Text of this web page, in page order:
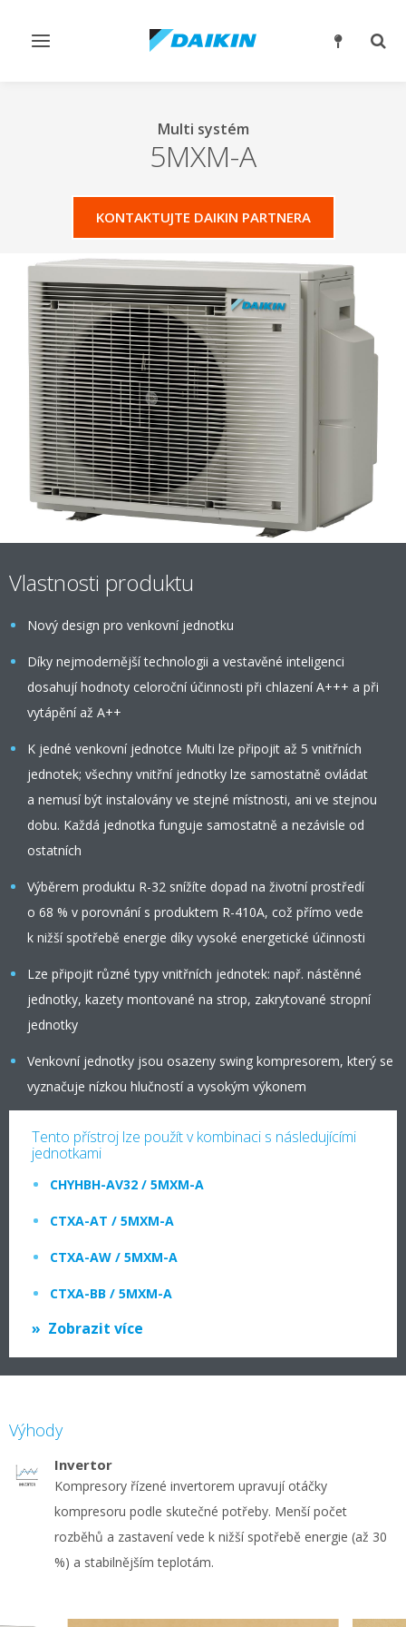
Přepnout
Multi systém
5MXM-A
KONTAKTUJTE DAIKIN PARTNERA
Vlastnosti produktu
Nový design pro venkovní jednotku
Díky nejmodernější technologii a vestavěné inteligenci
dosahují hodnoty celoroční účinnosti při chlazení A+++ a při
vytápění až A++
K jedné venkovní jednotce Multi lze připojit až 5 vnitřních
jednotek; všechny vnitřní jednotky lze samostatně ovládat
a nemusí být instalovány ve stejné místnosti, ani ve stejnou
dobu. Každá jednotka funguje samostatně a nezávisle od
ostatních
Výběrem produktu R-32 snížíte dopad na životní prostředí
o 68 % v porovnání s produktem R-410A, což přímo vede
k nižší spotřebě energie díky vysoké energetické účinnosti
Lze připojit různé typy vnitřních jednotek: např. nástěnné
jednotky, kazety montované na strop, zakrytované stropní
jednotky
Venkovní jednotky jsou osazeny swing kompresorem, který se
vyznačuje nízkou hlučností a vysokým výkonem
Tento přístroj lze použít v kombinaci s následujícími
jednotkami
CHYHBH-AV32 / 5MXM-A
CTXA-AT / 5MXM-A
CTXA-AW / 5MXM-A
CTXA-BB / 5MXM-A
Zobrazit více
Výhody
Invertor
Kompresory řízené invertorem upravují otáčky
kompresoru podle skutečné potřeby. Menší počet
rozběhů a zastavení vede k nižší spotřebě energie (až 30
%) a stabilnějším teplotám.